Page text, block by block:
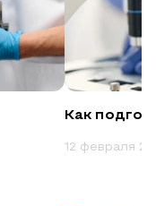
Как
12 февраля